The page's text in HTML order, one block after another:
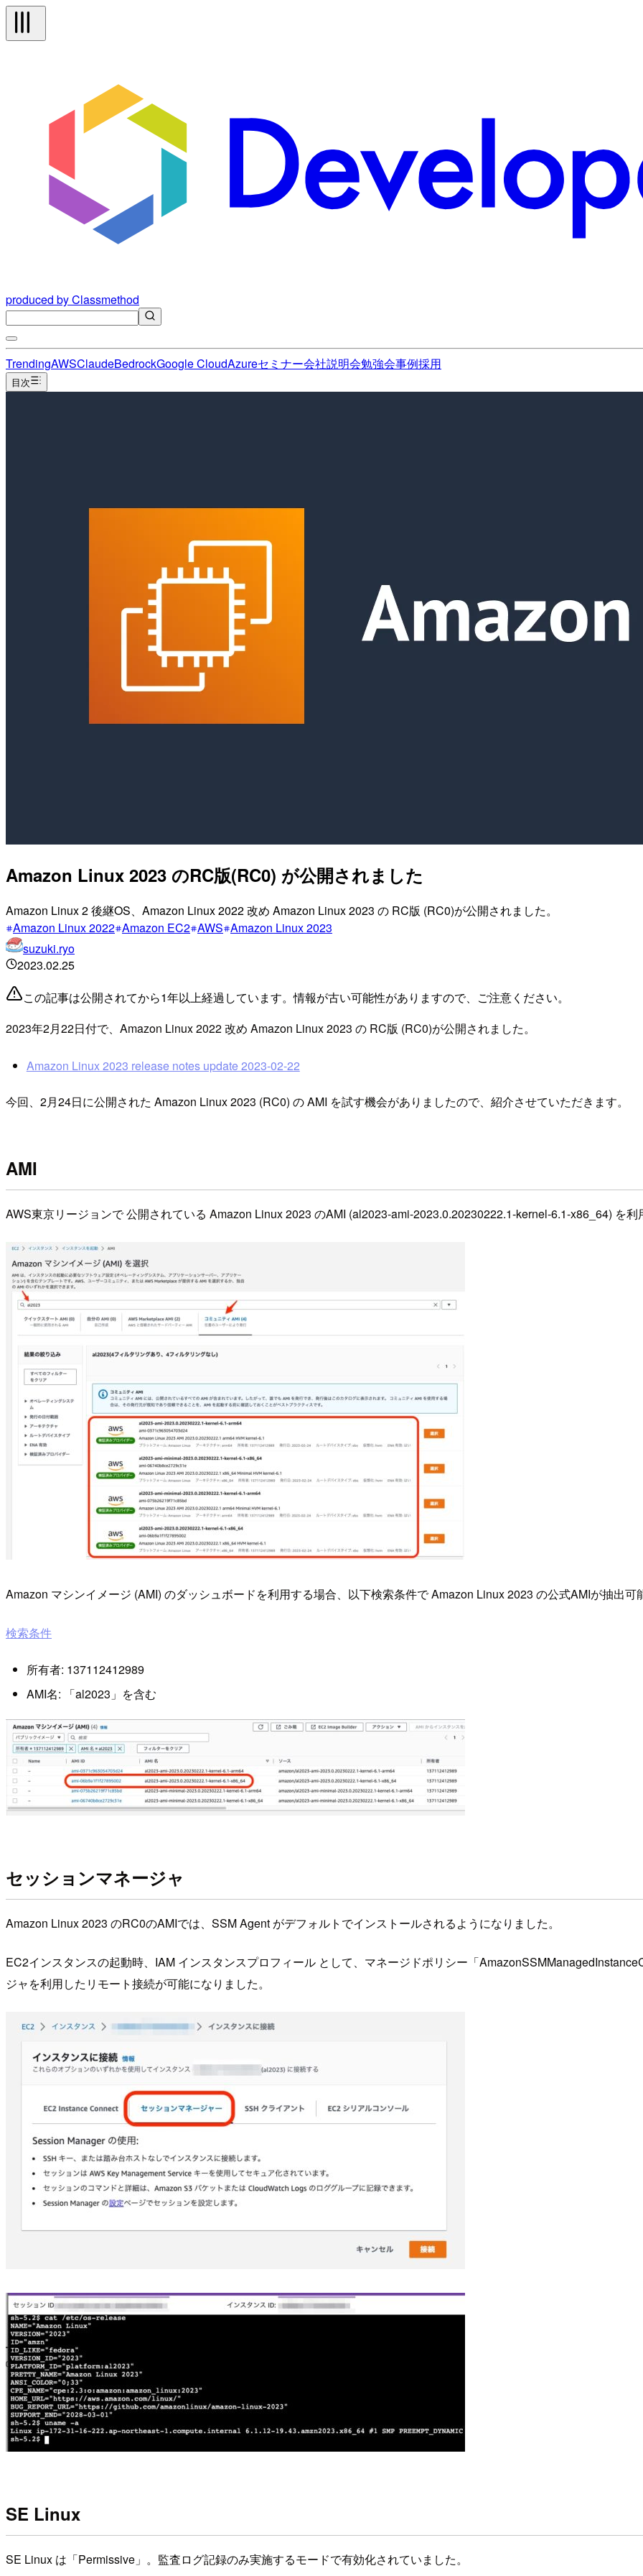
produced by Classmethod
TrendingAWSClaudeBedrockGoogle CloudAzureセミナー会社説明会勉強会事例採用
目次
Amazon Linux 2023 のRC版(RC0) が公開されました
Amazon Linux 2 後継OS、Amazon Linux 2022 改め Amazon Linux 2023 の RC版 (RC0)が公開されました。
Amazon Linux 2022 Amazon EC2 AWS Amazon Linux 2023
suzuki.ryo
2023.02.25
この記事は公開されてから1年以上経過しています。情報が古い可能性がありますので、ご注意ください。
2023年2月22日付で、Amazon Linux 2022 改め Amazon Linux 2023 の RC版 (RC0)が公開されました。
Amazon Linux 2023 release notes update 2023-02-22
今回、2月24日に公開された Amazon Linux 2023 (RC0) の AMI を試す機会がありましたので、紹介させていただきます。
AMI
AWS東京リージョンで 公開されている Amazon Linux 2023 のAMI (al2023-ami-2023.0.20230222.1-kernel-6.1-x86_64) を利
Amazon マシンイメージ (AMI) のダッシュボードを利用する場合、以下検索条件で Amazon Linux 2023 の公式AMIが抽出可
検索条件
所有者: 137112412989
AMI名: 「al2023」を含む
セッションマネージャ
Amazon Linux 2023 のRC0のAMIでは、SSM Agent がデフォルトでインストールされるようになりました。
EC2インスタンスの起動時、IAM インスタンスプロフィール として、マネージドポリシー「
ジャを利用したリモート接続が可能になりました。
SE Linux
SE Linux は「Permissive」。監査ログ記録のみ実施するモードで有効化されていました。